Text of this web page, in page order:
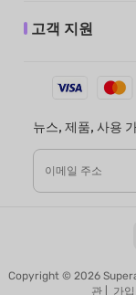
고객 지원
뉴스, 제품, 사용
Copyright © 2026
관| 가